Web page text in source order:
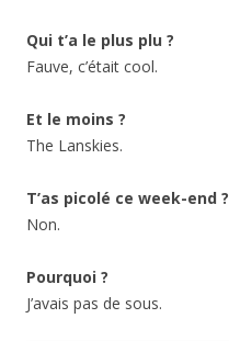
Qui t’a le plus plu ?
Fauve, c’était cool.
Et le moins ?
The Lanskies.
T’as picolé ce week-end ?
Non.
Pourquoi ?
J’avais pas de sous.